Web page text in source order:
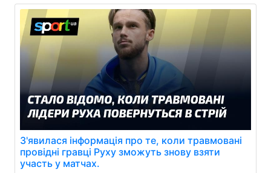
З'явилася інформація про те, коли травмовані
провідні гравці Руху зможуть знову взяти
участь у матчах.